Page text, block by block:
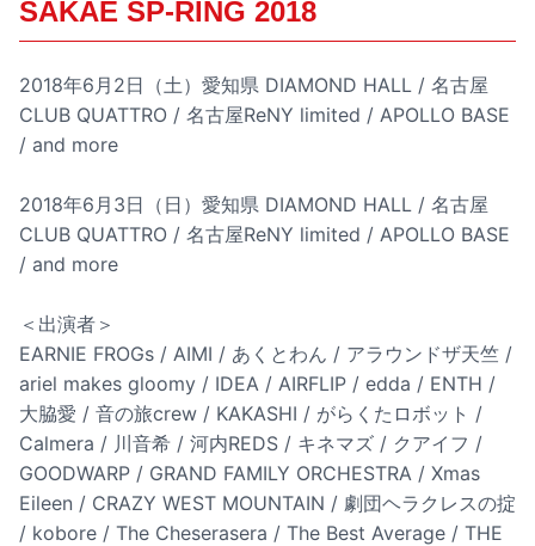
SAKAE SP-RING 2018
2018年6月2日（土）愛知県 DIAMOND HALL / 名古屋
CLUB QUATTRO / 名古屋ReNY limited / APOLLO BASE
/ and more
2018年6月3日（日）愛知県 DIAMOND HALL / 名古屋
CLUB QUATTRO / 名古屋ReNY limited / APOLLO BASE
/ and more
＜出演者＞
EARNIE FROGs / AIMI / あくとわん / アラウンドザ天竺 /
ariel makes gloomy / IDEA / AIRFLIP / edda / ENTH /
大脇愛 / 音の旅crew / KAKASHI / がらくたロボット /
Calmera / 川音希 / 河内REDS / キネマズ / クアイフ /
GOODWARP / GRAND FAMILY ORCHESTRA / Xmas
Eileen / CRAZY WEST MOUNTAIN / 劇団ヘラクレスの掟
/ kobore / The Cheserasera / The Best Average / THE